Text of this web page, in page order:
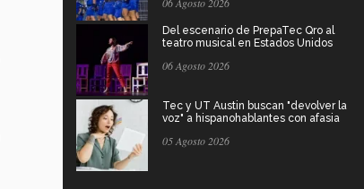
Del escenario de PrepaTec Qro al
teatro musical en Estados Unidos
06 Agosto 2026
Tec y UT Austin buscan "devolver la
voz" a hispanohablantes con afasia
05 Agosto 2026